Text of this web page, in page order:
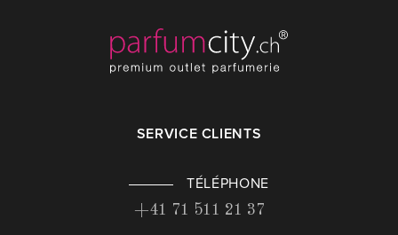
SERVICE CLIENTS
TÉLÉPHONE
+41 71 511 21 37